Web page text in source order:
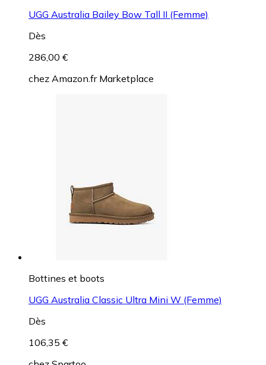
UGG Australia Bailey Bow Tall II (Femme)
Dès
286,00 €
chez Amazon.fr Marketplace
Bottines et boots
UGG Australia Classic Ultra Mini W (Femme)
Dès
106,35 €